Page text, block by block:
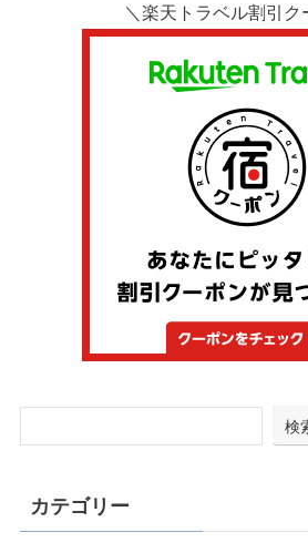
＼楽天トラベル割引ク
検
カテゴリー